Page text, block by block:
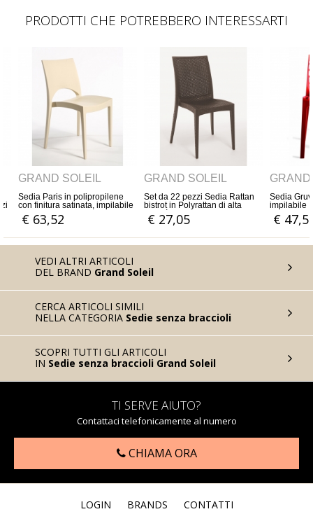
PRODOTTI CHE POTREBBERO INTERESSARTI
GRAND SOLEIL
Set da 22 pezzi Sedia Rattan
bistrot in Polyrattan di alta
qualità
€ 27,05
GRAND SOLEIL
Sedia Gruvyer Polipropilene,
impilabile
€ 47,54
Sedia
€
VEDI ALTRI ARTICOLI
DEL BRAND Grand Soleil
CERCA ARTICOLI SIMILI
NELLA CATEGORIA Sedie senza braccioli
SCOPRI TUTTI GLI ARTICOLI
IN Sedie senza braccioli Grand Soleil
TI SERVE AIUTO?
Contattaci telefonicamente al numero
CHIAMA ORA
LOGIN BRANDS CONTATTI